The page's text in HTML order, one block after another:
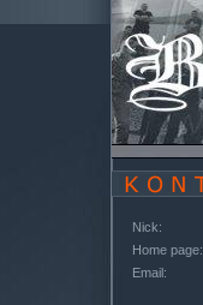
Nick:
Home page:
Email: